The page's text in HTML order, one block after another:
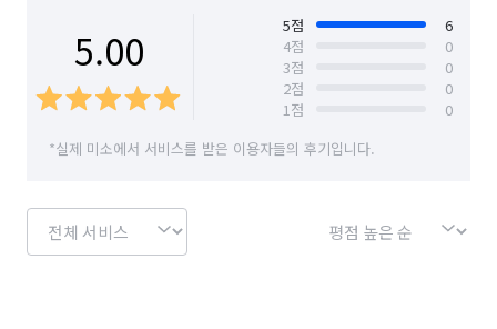
5.00 5점
6
4점
0
3점
0
2점
0
1점
0
*실제 미소에서 서비스를 받은 이용자들의 후기입니다.